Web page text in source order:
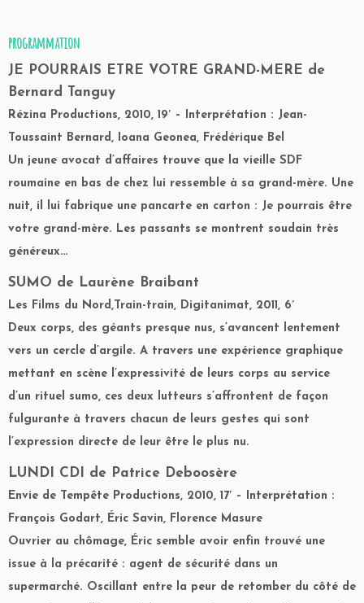
programmation
JE POURRAIS ETRE VOTRE GRAND-MERE de
Bernard Tanguy
Rézina Productions, 2010, 19′ – Interprétation : Jean-
Toussaint Bernard, Ioana Geonea, Frédérique Bel
Un jeune avocat d’affaires trouve que la vieille SDF
roumaine en bas de chez lui ressemble à sa grand-mère. Une
nuit, il lui fabrique une pancarte en carton : Je pourrais être
votre grand-mère. Les passants se montrent soudain très
généreux…
SUMO de Laurène Braibant
Les Films du Nord,Train-train, Digitanimat, 2011, 6′
Deux corps, des géants presque nus, s’avancent lentement
vers un cercle d’argile. A travers une expérience graphique
mettant en scène l’expressivité de leurs corps au service
d’un rituel sumo, ces deux lutteurs s’affrontent de façon
fulgurante à travers chacun de leurs gestes qui sont
l’expression directe de leur être le plus nu.
LUNDI CDI de Patrice Deboosère
Envie de Tempête Productions, 2010, 17′ – Interprétation :
François Godart, Éric Savin, Florence Masure
Ouvrier au chômage, Éric semble avoir enfin trouvé une
issue à la précarité : agent de sécurité dans un
supermarché. Oscillant entre la peur de retomber du côté de